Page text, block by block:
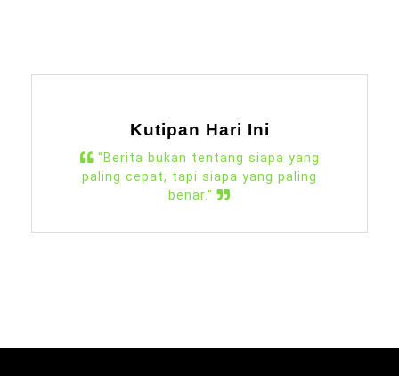
Kutipan Hari Ini
“Berita bukan tentang siapa yang
paling cepat, tapi siapa yang paling
benar.”